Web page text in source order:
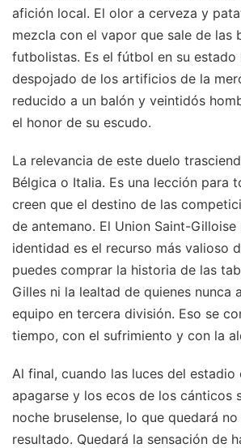
afición local. El olor a cerveza y
mezcla con el vapor que sale de las
futbolistas. Es el fútbol en su estado
despojado de los artificios de la
reducido a un balón y veintidós
el honor de su escudo.
La relevancia de este duelo
Bélgica o Italia. Es una lección para
creen que el destino de las
de antemano. El Union Saint-Gilloise
identidad es el recurso más valioso
puedes comprar la historia de las
Gilles ni la lealtad de quienes nunca
equipo en tercera división. Eso se
tiempo, con el sufrimiento y con la
Al final, cuando las luces del estadio
apagarse y los ecos de los cánticos
noche bruselense, lo que quedará
resultado. Quedará la sensación de